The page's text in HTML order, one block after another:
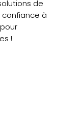
de
confiance à
!